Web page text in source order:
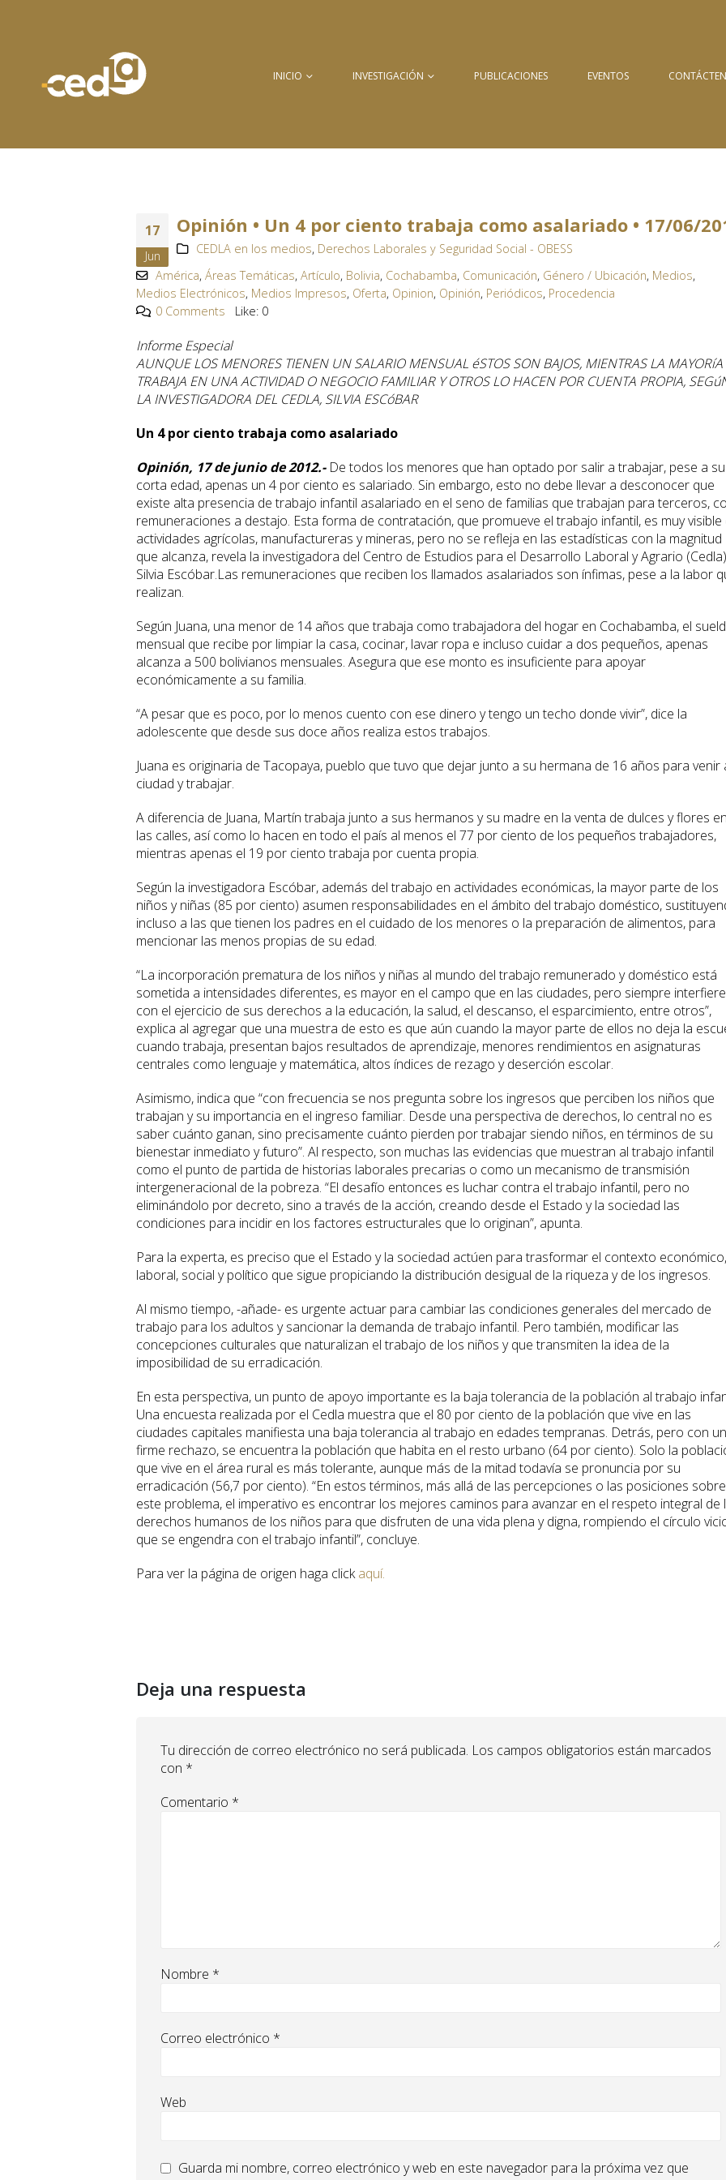
INICIO INVESTIGACIÓN PUBLICACIONES EVENTOS
17
Jun
Opinión • Un 4 por ciento trabaja como asalariado • 17/06/
CEDLA en los medios, Derechos Laborales y Seguridad Social - OBESS
América,Áreas Temáticas,Artículo, Bolivia, Cochabamba, Comunicación, Género / Ubicación, Medios,
Medios Electrónicos, Medios Impresos, Oferta, Opinion, Opinión, Periódicos, Procedencia
0 Comments
Like: 0
Informe Especial
AUNQUE LOS MENORES TIENEN UN SALARIO MENSUAL éSTOS SON BAJOS, MIENTRAS LA MAYORíA
TRABAJA EN UNA ACTIVIDAD O NEGOCIO FAMILIAR Y OTROS LO HACEN POR CUENTA PROPIA,
LA INVESTIGADORA DEL CEDLA, SILVIA ESCóBAR
Un 4 por ciento trabaja como asalariado
Opinión, 17 de junio de 2012.-De todos los menores que han optado por salir a trabajar, pese a su
corta edad, apenas un 4 por ciento es salariado. Sin embargo, esto no debe llevar a desconocer que
existe alta presencia de trabajo infantil asalariado en el seno de familias que trabajan para terceros,
remuneraciones a destajo. Esta forma de contratación, que promueve el trabajo infantil, es muy visible
actividades agrícolas, manufactureras y mineras, pero no se refleja en las estadísticas con la magnitud
que alcanza, revela la investigadora del Centro de Estudios para el Desarrollo Laboral y Agrario
Silvia Escóbar.Las remuneraciones que reciben los llamados asalariados son ínfimas, pese a la labor
realizan.
Según Juana, una menor de 14 años que trabaja como trabajadora del hogar en Cochabamba, el
mensual que recibe por limpiar la casa, cocinar, lavar ropa e incluso cuidar a dos pequeños, apenas
alcanza a 500 bolivianos mensuales. Asegura que ese monto es insuficiente para apoyar
económicamente a su familia.
“A pesar que es poco, por lo menos cuento con ese dinero y tengo un techo donde vivir”, dice la
adolescente que desde sus doce años realiza estos trabajos.
Juana es originaria de Tacopaya, pueblo que tuvo que dejar junto a su hermana de 16 años para venir
ciudad y trabajar.
A diferencia de Juana, Martín trabaja junto a sus hermanos y su madre en la venta de dulces y flores en
las calles, así como lo hacen en todo el país al menos el 77 por ciento de los pequeños trabajadores,
mientras apenas el 19 por ciento trabaja por cuenta propia.
Según la investigadora Escóbar, además del trabajo en actividades económicas, la mayor parte de los
niños y niñas (85 por ciento) asumen responsabilidades en el ámbito del trabajo doméstico,
incluso a las que tienen los padres en el cuidado de los menores o la preparación de alimentos, para
mencionar las menos propias de su edad.
“La incorporación prematura de los niños y niñas al mundo del trabajo remunerado y doméstico está
sometida a intensidades diferentes, es mayor en el campo que en las ciudades, pero siempre interfiere
con el ejercicio de sus derechos a la educación, la salud, el descanso, el esparcimiento, entre otros”,
explica al agregar que una muestra de esto es que aún cuando la mayor parte de ellos no deja la
cuando trabaja, presentan bajos resultados de aprendizaje, menores rendimientos en asignaturas
centrales como lenguaje y matemática, altos índices de rezago y deserción escolar.
Asimismo, indica que “con frecuencia se nos pregunta sobre los ingresos que perciben los niños que
trabajan y su importancia en el ingreso familiar. Desde una perspectiva de derechos, lo central no es
saber cuánto ganan, sino precisamente cuánto pierden por trabajar siendo niños, en términos de su
bienestar inmediato y futuro”. Al respecto, son muchas las evidencias que muestran al trabajo infantil
como el punto de partida de historias laborales precarias o como un mecanismo de transmisión
intergeneracional de la pobreza. “El desafío entonces es luchar contra el trabajo infantil, pero no
eliminándolo por decreto, sino a través de la acción, creando desde el Estado y la sociedad las
condiciones para incidir en los factores estructurales que lo originan”, apunta.
Para la experta, es preciso que el Estado y la sociedad actúen para trasformar el contexto económico,
laboral, social y político que sigue propiciando la distribución desigual de la riqueza y de los ingresos.
Al mismo tiempo, -añade- es urgente actuar para cambiar las condiciones generales del mercado de
trabajo para los adultos y sancionar la demanda de trabajo infantil. Pero también, modificar las
concepciones culturales que naturalizan el trabajo de los niños y que transmiten la idea de la
imposibilidad de su erradicación.
En esta perspectiva, un punto de apoyo importante es la baja tolerancia de la población al trabajo
Una encuesta realizada por el Cedla muestra que el 80 por ciento de la población que vive en las
ciudades capitales manifiesta una baja tolerancia al trabajo en edades tempranas. Detrás, pero con un
firme rechazo, se encuentra la población que habita en el resto urbano (64 por ciento). Solo la
que vive en el área rural es más tolerante, aunque más de la mitad todavía se pronuncia por su
erradicación (56,7 por ciento). “En estos términos, más allá de las percepciones o las posiciones sobre
este problema, el imperativo es encontrar los mejores caminos para avanzar en el respeto integral de
derechos humanos de los niños para que disfruten de una vida plena y digna, rompiendo el círculo
que se engendra con el trabajo infantil”, concluye.
Para ver la página de origen haga clickaquí.
Deja una respuesta
Tu dirección de correo electrónico no será publicada. Los campos obligatorios están marcados
con *
Comentario *
Nombre *
Correo electrónico *
Web
Guarda mi nombre, correo electrónico y web en este navegador para la próxima vez que